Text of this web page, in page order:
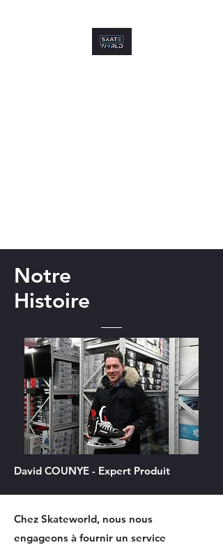
Notre
Histoire
David COUNYE - Expert Produit
Chez Skateworld, nous nous
engageons à fournir un service